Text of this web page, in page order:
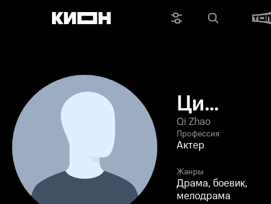
Ци
Чжао
Qi Zhao
Профессия
Актер
Жанры
Драма, боевик,
мелодрама